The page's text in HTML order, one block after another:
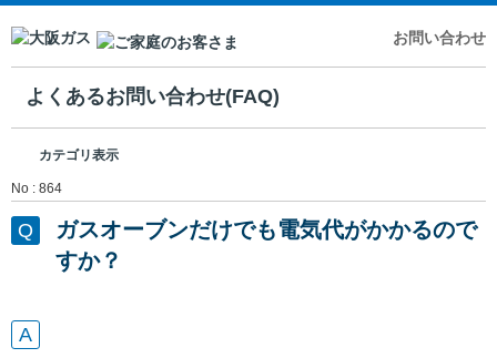
お問い合わせ
よくあるお問い合わせ(FAQ)
カテゴリ表示
No : 864
ガスオーブンだけでも電気代がかかるので
すか？